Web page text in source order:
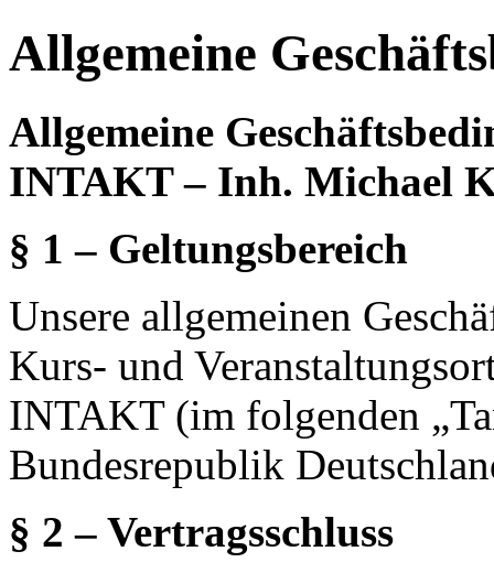
Allgemeine
Allgemeine
INTAKT – Inh. Michael
§ 1 – Geltungsbereich
Unsere allgemeinen
Kurs- und
INTAKT (im folgenden
Bundesrepublik
§ 2 – Vertragsschluss